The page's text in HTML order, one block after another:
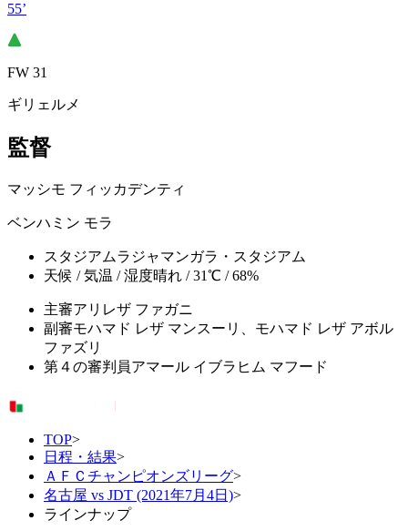
55’
FW 31
ギリェルメ
監督
マッシモ フィッカデンティ
ベンハミン モラ
スタジアムラジャマンガラ・スタジアム
天候 / 気温 / 湿度晴れ / 31℃ / 68%
主審アリレザ ファガニ
副審モハマド レザ マンスーリ、モハマド レザ アボル
ファズリ
第４の審判員アマール イブラヒム マフード
TOP>
日程・結果>
ＡＦＣチャンピオンズリーグ>
名古屋 vs JDT (2021年7月4日)>
ラインナップ